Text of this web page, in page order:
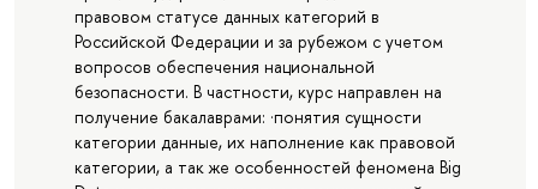
правовом статусе данных категорий в
Российской Федерации и за рубежом с учетом
вопросов обеспечения национальной
безопасности. В частности, курс направлен на
получение бакалаврами: ·понятия сущности
категории данные, их наполнение как правовой
категории, а так же особенностей феномена Big